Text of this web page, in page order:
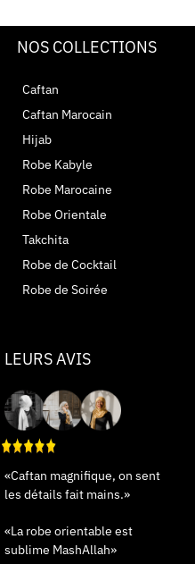
NOS COLLECTIONS
Caftan
Caftan Marocain
Hijab
Robe Kabyle
Robe Marocaine
Robe Orientale
Takchita
Robe de Cocktail
Robe de Soirée
LEURS AVIS
«Caftan magnifique, on sent
les détails fait mains.»
«La robe orientable est
sublime MashAllah»